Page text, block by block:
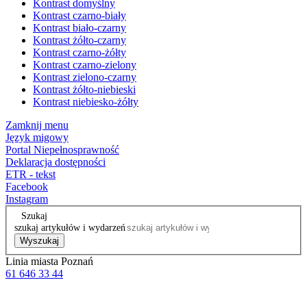
Kontrast domyślny
Kontrast czarno-biały
Kontrast biało-czarny
Kontrast żółto-czarny
Kontrast czarno-żółty
Kontrast czarno-zielony
Kontrast zielono-czarny
Kontrast żółto-niebieski
Kontrast niebiesko-żółty
Zamknij menu
Język migowy
Portal Niepełnosprawność
Deklaracja dostępności
ETR - tekst
Facebook
Instagram
Szukaj
szukaj artykułów i wydarzeń
Wyszukaj
Linia miasta Poznań
61 646 33 44